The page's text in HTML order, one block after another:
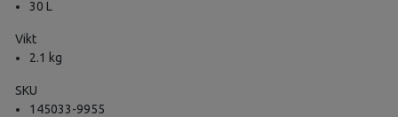
30 L
Vikt
2.1 kg
SKU
145033-9955